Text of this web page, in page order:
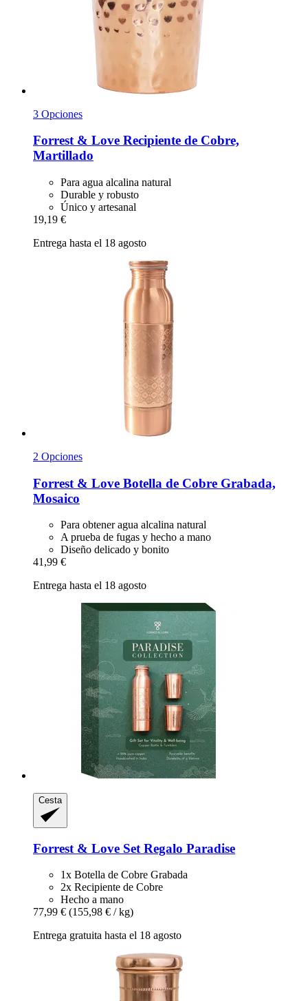
3 Opciones
Forrest & Love Recipiente de Cobre,
Martillado
Para agua alcalina natural
Durable y robusto
Único y artesanal
19,19 €
Entrega hasta el 18 agosto
2 Opciones
Forrest & Love Botella de Cobre Grabada,
Mosaico
Para obtener agua alcalina natural
A prueba de fugas y hecho a mano
Diseño delicado y bonito
41,99 €
Entrega hasta el 18 agosto
Cesta
Forrest & Love Set Regalo Paradise
1x Botella de Cobre Grabada
2x Recipiente de Cobre
Hecho a mano
77,99 € (155,98 € / kg)
Entrega gratuita hasta el 18 agosto